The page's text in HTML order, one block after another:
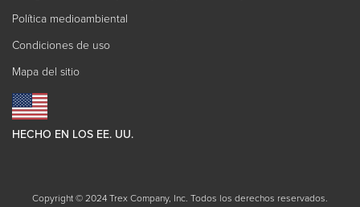
Política medioambiental
Condiciones de uso
Mapa del sitio
HECHO EN LOS EE. UU.
Copyright © 2024 Trex Company, Inc. Todos los derechos reservados.